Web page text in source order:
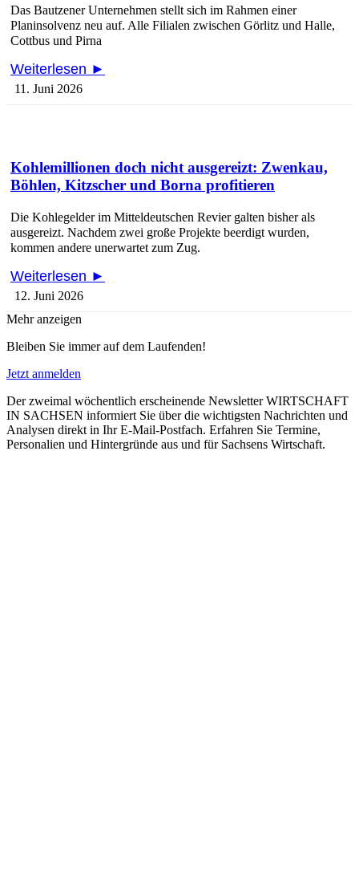
Das Bautzener Unternehmen stellt sich im Rahmen einer
Planinsolvenz neu auf. Alle Filialen zwischen Görlitz und Halle,
Cottbus und Pirna
Weiterlesen ►
11. Juni 2026
Kohlemillionen doch nicht ausgereizt: Zwenkau,
Böhlen, Kitzscher und Borna profitieren
Die Kohlegelder im Mitteldeutschen Revier galten bisher als
ausgereizt. Nachdem zwei große Projekte beerdigt wurden,
kommen andere unerwartet zum Zug.
Weiterlesen ►
12. Juni 2026
Mehr anzeigen
Bleiben Sie immer auf dem Laufenden!
Jetzt anmelden
Der zweimal wöchentlich erscheinende Newsletter WIRTSCHAFT
IN SACHSEN informiert Sie über die wichtigsten Nachrichten und
Analysen direkt in Ihr E-Mail-Postfach. Erfahren Sie Termine,
Personalien und Hintergründe aus und für Sachsens Wirtschaft.